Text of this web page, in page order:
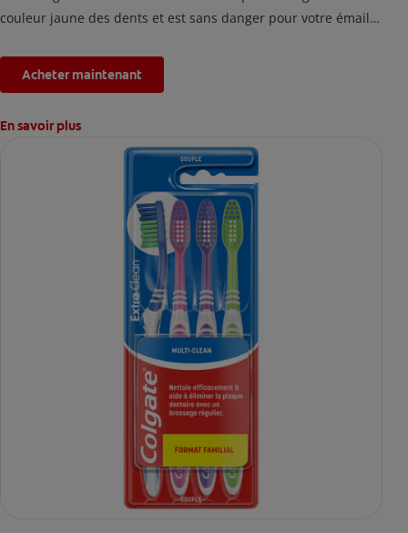
couleur jaune des dents et est sans danger pour votre émail.
Acheter maintenant
En savoir plus